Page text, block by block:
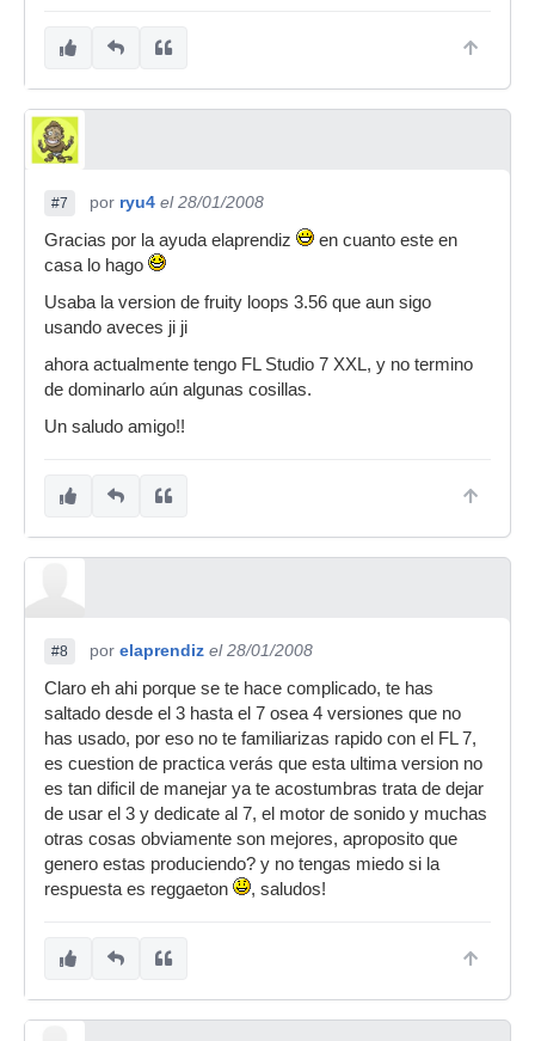
#7 por ryu4 el 28/01/2008
Gracias por la ayuda elaprendiz
en cuanto este en
casa lo hago
Usaba la version de fruity loops 3.56 que aun sigo
usando aveces ji ji
ahora actualmente tengo FL Studio 7 XXL, y no termino
de dominarlo aún algunas cosillas.
Un saludo amigo!!
#8 por elaprendiz el 28/01/2008
Claro eh ahi porque se te hace complicado, te has
saltado desde el 3 hasta el 7 osea 4 versiones que no
has usado, por eso no te familiarizas rapido con el FL 7,
es cuestion de practica verás que esta ultima version no
es tan dificil de manejar ya te acostumbras trata de dejar
de usar el 3 y dedicate al 7, el motor de sonido y muchas
otras cosas obviamente son mejores, aproposito que
genero estas produciendo? y no tengas miedo si la
respuesta es reggaeton
, saludos!